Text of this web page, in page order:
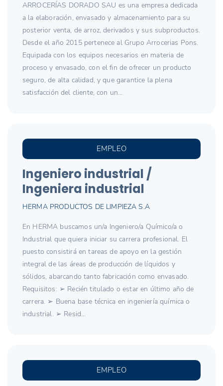
ARROCERÍAS DORADO SAU es una empresa dedicada
a la elaboración, envasado y almacenamiento para su
posterior venta, de arroz, derivados y sus subproductos.
Desde el año 2015 pertenece al Grupo Arrocerias Pons.
Equipada con los equipos necesarios en materia de
proceso y envasado, con el fin de ofrecer un producto
seguro, de alta calidad, y que garantice la plena
satisfacción del cliente, con un...
EMPLEO
Ingeniero industrial /
Ingeniera industrial
HERMA PRODUCTOS DE LIMPIEZA S.A
En HERMA buscamos un/a Ingeniero/a Químico/a o
Industrial que quiera iniciar su carrera profesional. El
puesto consistirá en tareas de apoyo en la gestión
integral de las áreas de producción de líquidos y
sólidos, abarcando tanto fabricación como envasado.
Requisitos: ➢ Recién titulado o estar en último año de
carrera. ➢ Buena base técnica en ingeniería química o
industrial. ➢ Resid...
EMPLEO